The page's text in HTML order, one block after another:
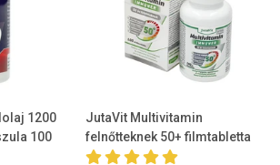
1200
100
JutaVit Multivitamin
felnőtteknek 50+ filmtabletta
100db